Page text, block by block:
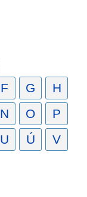
F G
H
N O
P
U Ú
V